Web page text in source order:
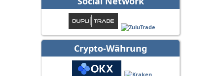
Crypto-Währung